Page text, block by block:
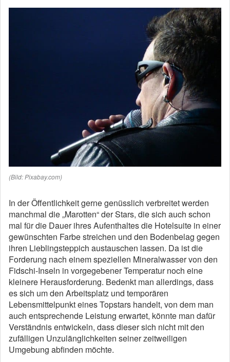
(Bild: Pixabay.com)
In der Öffentlichkeit gerne genüsslich verbreitet werden
manchmal die „Marotten“ der Stars, die sich auch schon
mal für die Dauer ihres Aufenthaltes die Hotelsuite in einer
gewünschten Farbe streichen und den Bodenbelag gegen
ihren Lieblingsteppich austauschen lassen. Da ist die
Forderung nach einem speziellen Mineralwasser von den
Fidschi-Inseln in vorgegebener Temperatur noch eine
kleinere Herausforderung. Bedenkt man allerdings, dass
es sich um den Arbeitsplatz und temporären
Lebensmittelpunkt eines Topstars handelt, von dem man
auch entsprechende Leistung erwartet, könnte man dafür
Verständnis entwickeln, dass dieser sich nicht mit den
zufälligen Unzulänglichkeiten seiner zeitweiligen
Umgebung abfinden möchte.